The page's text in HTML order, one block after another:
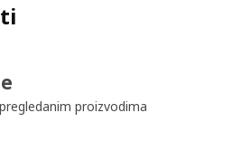
proizvodima